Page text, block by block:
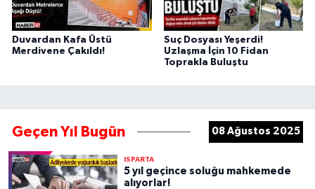
Duvardan Kafa Üstü
Merdivene Çakıldı!
Suç Dosyası Yeşerdi!
Uzlaşma İçin 10 Fidan
Toprakla Buluştu
Geçen Yıl Bugün 08 Ağustos 2025
ISPARTA
5 yıl geçince soluğu mahkemede
alıyorlar!